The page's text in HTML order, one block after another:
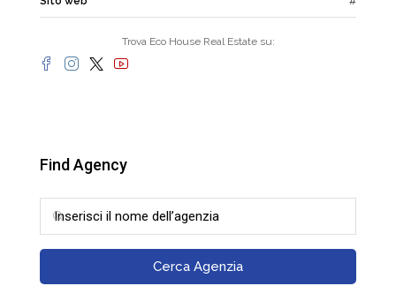
Trova Eco House Real Estate su:
Find Agency
Cerca Agenzia